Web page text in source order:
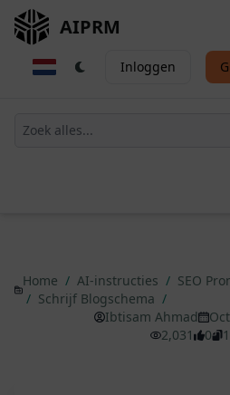
AIPRM
Inloggen
Home / AI-instructies / SEO
/ Schrijf Blogschema /
Ibtisam Ahmad
2,031
0